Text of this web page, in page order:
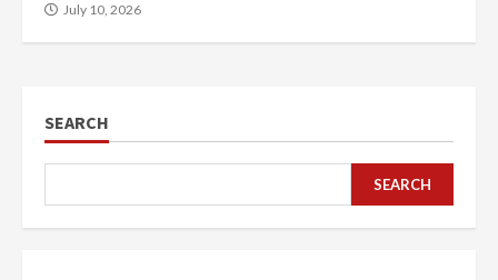
July 10, 2026
SEARCH
SEARCH